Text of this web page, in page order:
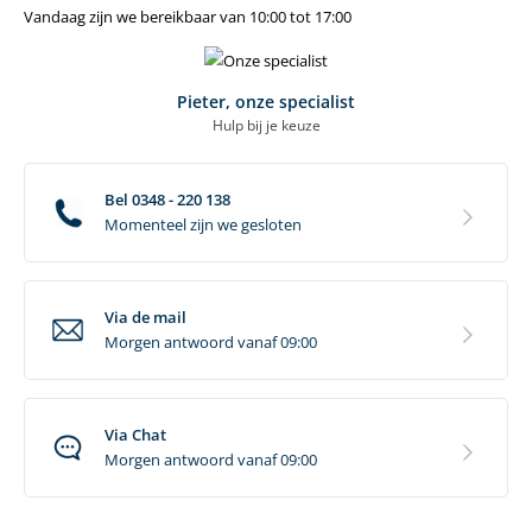
Vandaag zijn we bereikbaar van 10:00 tot 17:00
Pieter, onze specialist
Hulp bij je keuze
Bel 0348 - 220 138
Momenteel zijn we gesloten
Via de mail
Morgen antwoord vanaf 09:00
Via Chat
Morgen antwoord vanaf 09:00